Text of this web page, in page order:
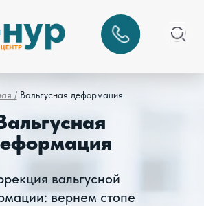
вальгусной
вернем стопе
/Вальгусная деформация